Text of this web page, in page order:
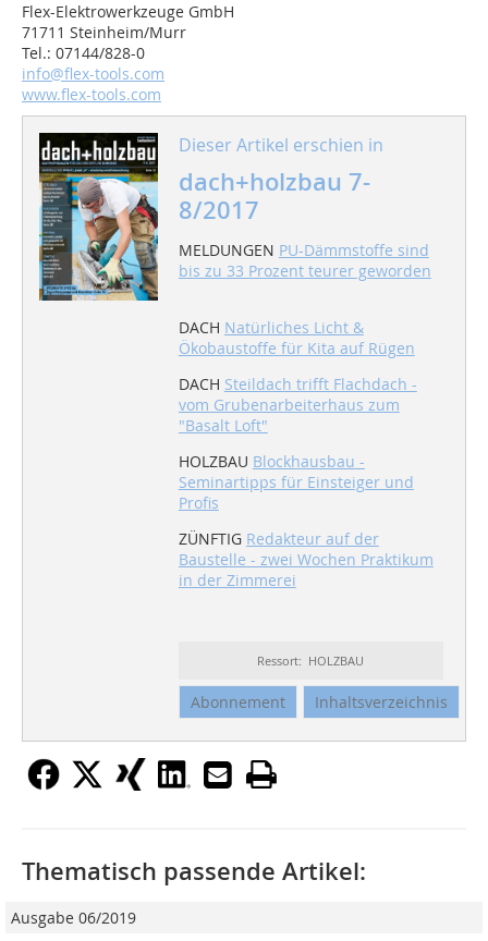
Flex-Elektrowerkzeuge GmbH
71711 Steinheim/Murr
Tel.: 07144/828-0
info@flex-tools.com
www.flex-tools.com
Dieser Artikel erschien in
dach+holzbau 7-
8/2017
MELDUNGEN PU-Dämmstoffe sind
bis zu 33 Prozent teurer geworden
DACH Natürliches Licht &
Ökobaustoffe für Kita auf Rügen
DACH Steildach trifft Flachdach -
vom Grubenarbeiterhaus zum
"Basalt Loft"
HOLZBAU Blockhausbau -
Seminartipps für Einsteiger und
Profis
ZÜNFTIG Redakteur auf der
Baustelle - zwei Wochen Praktikum
in der Zimmerei
Ressort: HOLZBAU
Abonnement Inhaltsverzeichnis
Thematisch passende Artikel:
Ausgabe 06/2019